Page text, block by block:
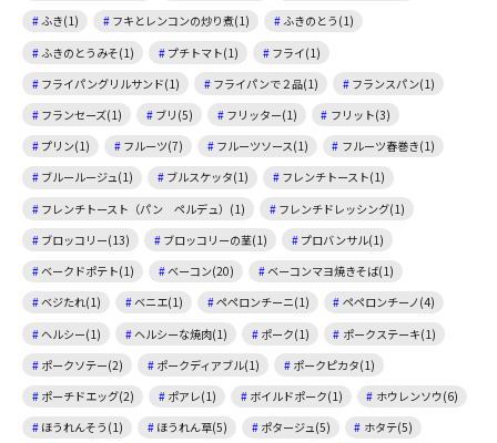
ふき(1)
フキとレンコンの炒り煮(1)
ふきのとう(1)
ふきのとうみそ(1)
プチトマト(1)
フライ(1)
フライパングリルサンド(1)
フライパンで２品(1)
フランスパン(1)
フランセーズ(1)
ブリ(5) フリッター(1)
フリット(3)
プリン(1)
フルーツ(7) フルーツソース(1)
フルーツ春巻き(1)
ブルールージュ(1)
ブルスケッタ(1)
フレンチトースト(1)
フレンチトースト（パン ペルデュ）(1)
フレンチドレッシング(1)
ブロッコリー(13)
ブロッコリーの茎(1)
プロバンサル(1)
ベークドポテト(1)
ベーコン(20)
ベーコンマヨ焼きそば(1)
ベジたれ(1)
ベニエ(1) ペペロンチーニ(1)
ペペロンチーノ(4)
ヘルシー(1)
ヘルシーな焼肉(1) ポーク(1)
ポークステーキ(1)
ポークソテー(2)
ポークディアブル(1)
ポークピカタ(1)
ポーチドエッグ(2)
ポアレ(1) ボイルドポーク(1)
ホウレンソウ(6)
ほうれんそう(1)
ほうれん草(5) ポタージュ(5)
ホタテ(5)